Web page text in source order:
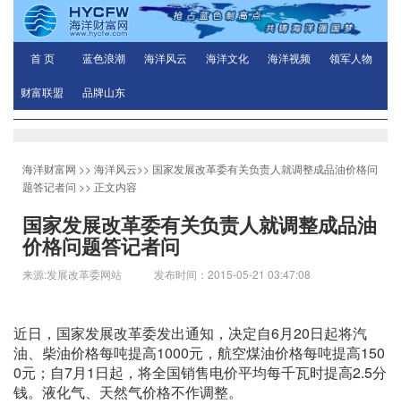
首 页 蓝色浪潮 海洋风云 海洋文化 海洋视频 领军人物
财富联盟 品牌山东
海洋财富网 >> 海洋风云>> 国家发展改革委有关负责人就调整成品油价格问
题答记者问 >> 正文内容
国家发展改革委有关负责人就调整成品油
价格问题答记者问
来源:发展改革委网站 发布时间：2015-05-21 03:47:08
近日，国家发展改革委发出通知，决定自6月20日起将汽
油、柴油价格每吨提高1000元，航空煤油价格每吨提高150
0元；自7月1日起，将全国销售电价平均每千瓦时提高2.5分
钱。液化气、天然气价格不作调整。